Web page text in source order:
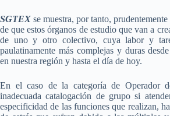
SGTEX se muestra, por tanto,
de que estos órganos de estudio que van a
de uno y otro colectivo, cuya labor y
paulatinamente más complejas y duras
en nuestra región y hasta el día de hoy.
En el caso de la categoría de Operador
inadecuada catalogación de grupo si
especificidad de las funciones que realizan,